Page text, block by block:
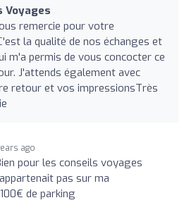
Voyages
remercie pour votre
la qualité de nos échanges et
m'a permis de vous concocter ce
J'attends également avec
retour et vos impressionsTrès
ago
pour les conseils voyages
pas sur ma
de parking